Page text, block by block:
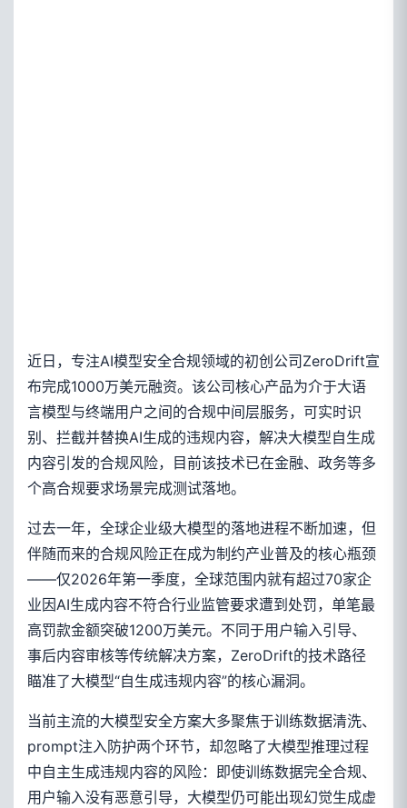
近日，专注AI模型安全合规领域的初创公司ZeroDrift宣
布完成1000万美元融资。该公司核心产品为介于大语
言模型与终端用户之间的合规中间层服务，可实时识
别、拦截并替换AI生成的违规内容，解决大模型自生成
内容引发的合规风险，目前该技术已在金融、政务等多
个高合规要求场景完成测试落地。
过去一年，全球企业级大模型的落地进程不断加速，但
伴随而来的合规风险正在成为制约产业普及的核心瓶颈
——仅2026年第一季度，全球范围内就有超过70家企
业因AI生成内容不符合行业监管要求遭到处罚，单笔最
高罚款金额突破1200万美元。不同于用户输入引导、
事后内容审核等传统解决方案，ZeroDrift的技术路径
瞄准了大模型“自生成违规内容”的核心漏洞。
当前主流的大模型安全方案大多聚焦于训练数据清洗、
prompt注入防护两个环节，却忽略了大模型推理过程
中自主生成违规内容的风险：即使训练数据完全合规、
用户输入没有恶意引导，大模型仍可能出现幻觉生成虚